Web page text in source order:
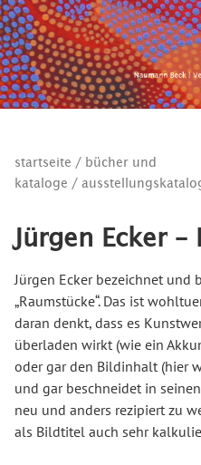
startseite / bücher und
kataloge /
Jürgen Ecker –
Jürgen Ecker bezeichnet und
„Raumstücke“. Das ist
daran denkt, dass es
überladen wirkt (wie ein
oder gar den Bildinhalt (hier
und gar beschneidet in
neu und anders rezipiert zu
als Bildtitel auch sehr